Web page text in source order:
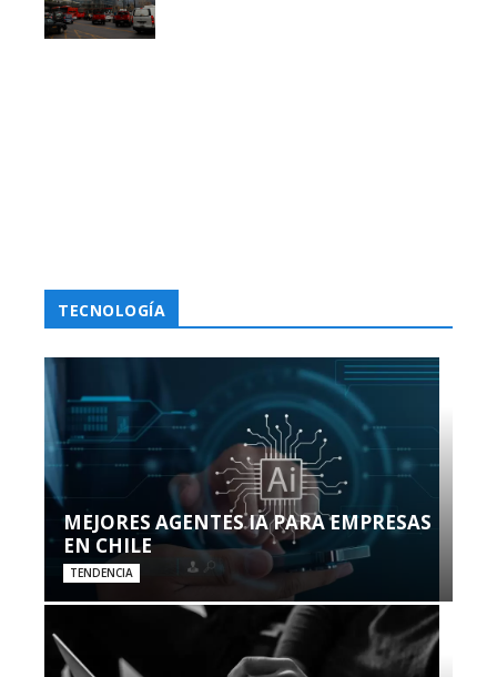
TECNOLOGÍA
MEJORES AGENTES IA PARA EMPRESAS
EN CHILE
TENDENCIA